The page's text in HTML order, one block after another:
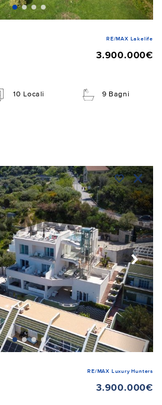
RE/MAX Lakelife
3.900.000€
10 Locali 9 Bagni
RE/MAX Luxury Hunters
3.900.000€